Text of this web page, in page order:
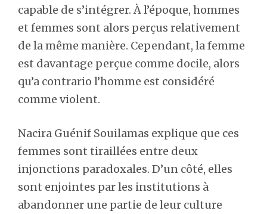
capable de s’intégrer. À l’époque, hommes
et femmes sont alors perçus relativement
de la même manière. Cependant, la femme
est davantage perçue comme docile, alors
qu’a contrario l’homme est considéré
comme violent.
Nacira Guénif Souilamas explique que ces
femmes sont tiraillées entre deux
injonctions paradoxales. D’un côté, elles
sont enjointes par les institutions à
abandonner une partie de leur culture